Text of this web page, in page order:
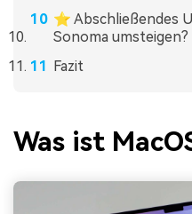
⭐ Abschließendes
Sonoma umsteigen?
Fazit
Was ist